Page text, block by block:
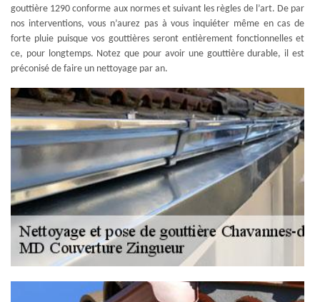
gouttière 1290 conforme aux normes et suivant les règles de l’art. De par
nos interventions, vous n’aurez pas à vous inquiéter même en cas de
forte pluie puisque vos gouttières seront entièrement fonctionnelles et
ce, pour longtemps. Notez que pour avoir une gouttière durable, il est
préconisé de faire un nettoyage par an.